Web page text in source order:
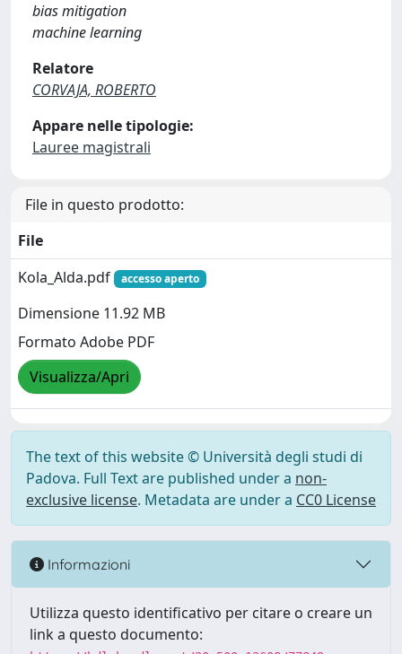
bias mitigation
machine learning
Relatore
CORVAJA, ROBERTO
Appare nelle tipologie:
Lauree magistrali
File in questo prodotto:
File
Kola_Alda.pdf
accesso aperto
Dimensione 11.92 MB
Formato Adobe PDF
Visualizza/Apri
The text of this website © Università degli studi di
Padova. Full Text are published under a non-
exclusive license. Metadata are under a CC0 License
Informazioni
Utilizza questo identificativo per citare o creare un
link a questo documento: